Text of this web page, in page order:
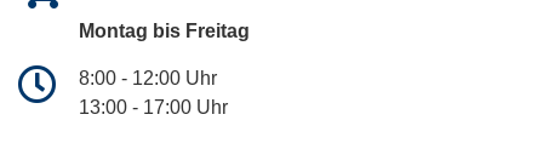
Montag bis Freitag
8:00 - 12:00 Uhr
13:00 - 17:00 Uhr